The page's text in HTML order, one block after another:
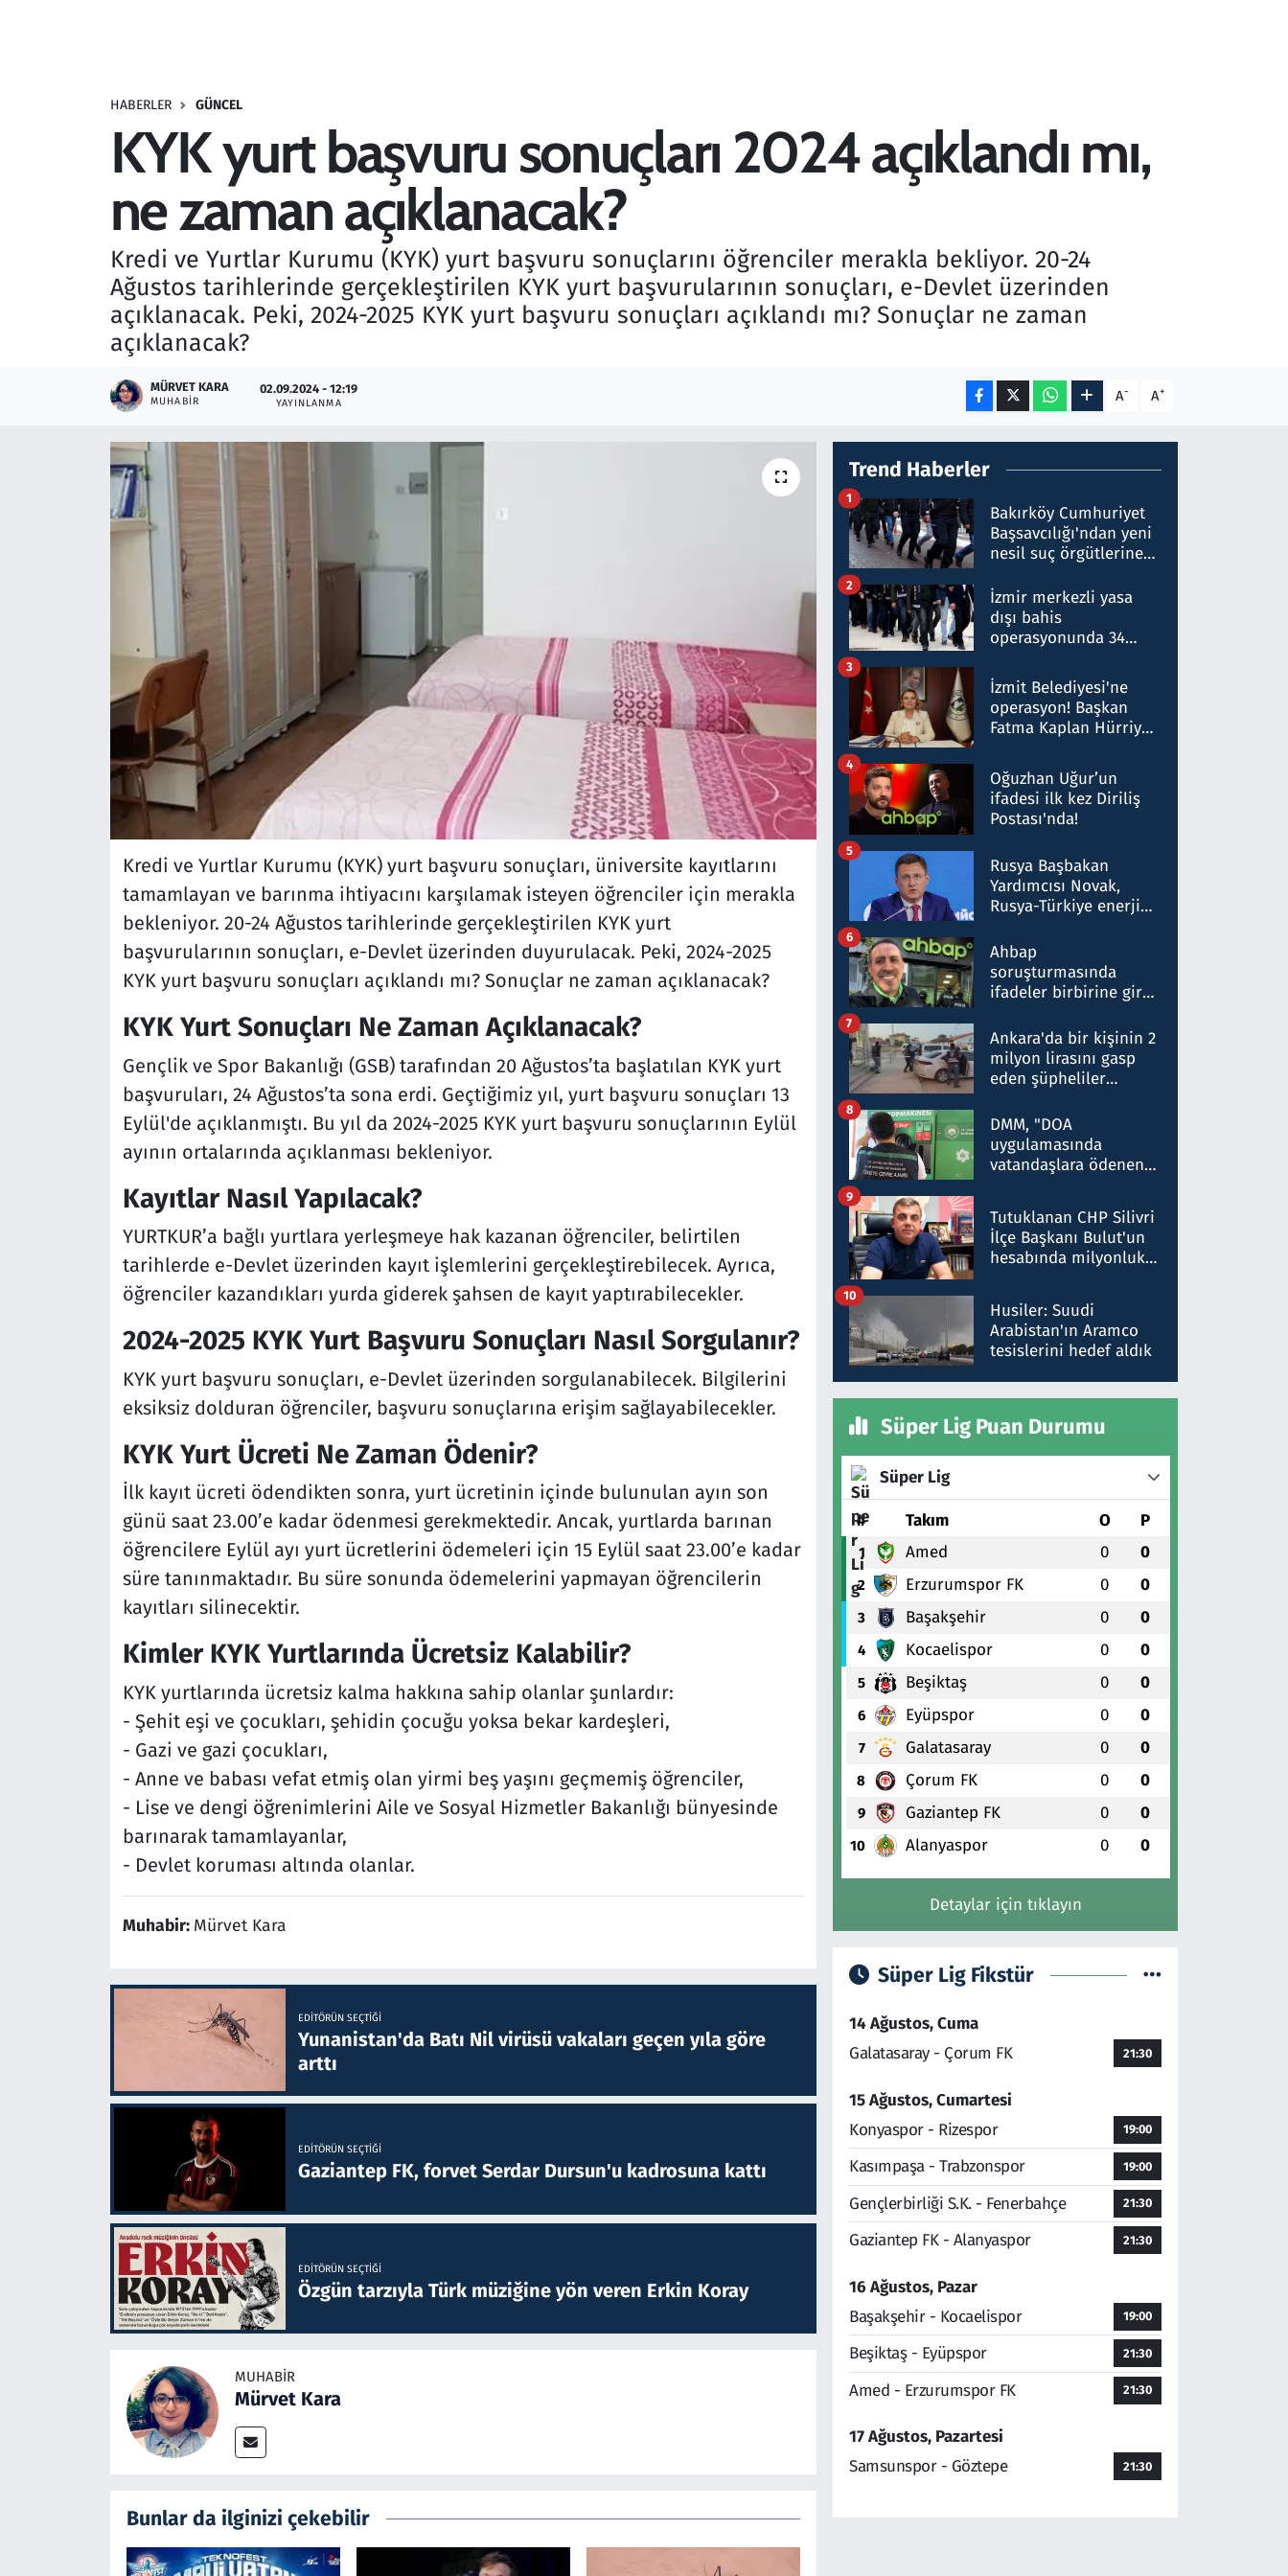
HABERLER GÜNCEL
KYK yurt başvuru sonuçları 2024 açıklandı mı,
ne zaman açıklanacak?
Kredi ve Yurtlar Kurumu (KYK) yurt başvuru sonuçlarını öğrenciler merakla bekliyor. 20-24
Ağustos tarihlerinde gerçekleştirilen KYK yurt başvurularının sonuçları, e-Devlet üzerinden
açıklanacak. Peki, 2024-2025 KYK yurt başvuru sonuçları açıklandı mı? Sonuçlar ne zaman
açıklanacak?
MÜRVET KARA
MUHABIR
02.09.2024 - 12:19
YAYINLANMA A- A+
Kredi ve Yurtlar Kurumu (KYK) yurt başvuru sonuçları, üniversite kayıtlarını
tamamlayan ve barınma ihtiyacını karşılamak isteyen öğrenciler için merakla
bekleniyor. 20-24 Ağustos tarihlerinde gerçekleştirilen KYK yurt
başvurularının sonuçları, e-Devlet üzerinden duyurulacak. Peki, 2024-2025
KYK yurt başvuru sonuçları açıklandı mı? Sonuçlar ne zaman açıklanacak?
KYK Yurt Sonuçları Ne Zaman Açıklanacak?
Gençlik ve Spor Bakanlığı (GSB) tarafından 20 Ağustos’ta başlatılan KYK yurt
başvuruları, 24 Ağustos’ta sona erdi. Geçtiğimiz yıl, yurt başvuru sonuçları 13
Eylül'de açıklanmıştı. Bu yıl da 2024-2025 KYK yurt başvuru sonuçlarının Eylül
ayının ortalarında açıklanması bekleniyor.
Kayıtlar Nasıl Yapılacak?
YURTKUR’a bağlı yurtlara yerleşmeye hak kazanan öğrenciler, belirtilen
tarihlerde e-Devlet üzerinden kayıt işlemlerini gerçekleştirebilecek. Ayrıca,
öğrenciler kazandıkları yurda giderek şahsen de kayıt yaptırabilecekler.
2024-2025 KYK Yurt Başvuru Sonuçları Nasıl Sorgulanır?
KYK yurt başvuru sonuçları, e-Devlet üzerinden sorgulanabilecek. Bilgilerini
eksiksiz dolduran öğrenciler, başvuru sonuçlarına erişim sağlayabilecekler.
KYK Yurt Ücreti Ne Zaman Ödenir?
İlk kayıt ücreti ödendikten sonra, yurt ücretinin içinde bulunulan ayın son
günü saat 23.00’e kadar ödenmesi gerekmektedir. Ancak, yurtlarda barınan
öğrencilere Eylül ayı yurt ücretlerini ödemeleri için 15 Eylül saat 23.00’e kadar
süre tanınmaktadır. Bu süre sonunda ödemelerini yapmayan öğrencilerin
kayıtları silinecektir.
Kimler KYK Yurtlarında Ücretsiz Kalabilir?
KYK yurtlarında ücretsiz kalma hakkına sahip olanlar şunlardır:
- Şehit eşi ve çocukları, şehidin çocuğu yoksa bekar kardeşleri,
- Gazi ve gazi çocukları,
- Anne ve babası vefat etmiş olan yirmi beş yaşını geçmemiş öğrenciler,
- Lise ve dengi öğrenimlerini Aile ve Sosyal Hizmetler Bakanlığı bünyesinde
barınarak tamamlayanlar,
- Devlet koruması altında olanlar.
Muhabir: Mürvet Kara
EDITÖRÜN SEÇTIĞI
Yunanistan'da Batı Nil virüsü vakaları geçen yıla göre
arttı
EDITÖRÜN SEÇTIĞI
Gaziantep FK, forvet Serdar Dursun'u kadrosuna kattı
EDITÖRÜN SEÇTIĞI
Özgün tarzıyla Türk müziğine yön veren Erkin Koray
MUHABIR
Mürvet Kara
Bunlar da ilginizi çekebilir
Trend Haberler
Bakırköy Cumhuriyet
Başsavcılığı'ndan yeni
nesil suç örgütlerine
hakkında gözaltı kararı
1
İzmir merkezli yasa
dışı bahis
operasyonunda 34
Milyar liralık para
trafiği tespit edildi
2
İzmit Belediyesi'ne
operasyon! Başkan
Fatma Kaplan Hürriyet
3
Oğuzhan Uğur’un
ifadesi ilk kez Diriliş
Postası'nda!
4
Rusya Başbakan
Yardımcısı Novak,
Rusya-Türkiye enerji
nitelikte olduğunu
belirtti
5
Ahbap
soruşturmasında
ifadeler birbirine girdi:
ifadelerinden ortaya
çıkan tablo şok etti
6
Ankara'da bir kişinin 2
milyon lirasını gasp
eden şüpheliler
7
DMM, "DOA
uygulamasında
vatandaşlara ödenen
düşürüldüğü" iddiasını
yalanladı
8
Tutuklanan CHP Silivri
İlçe Başkanı Bulut'un
hesabında milyonluk
talimat verdi, ben
gönderdim
9
Husiler: Suudi
Arabistan'ın Aramco
tesislerini hedef aldık
10
Süper Lig Puan Durumu
Süper Lig
# Takım O P
1 Amed 0 0
2 Erzurumspor FK 0 0
3 Başakşehir 0 0
4 Kocaelispor 0 0
5 Beşiktaş 0 0
6 Eyüpspor 0 0
7 Galatasaray 0 0
8 Çorum FK 0 0
9 Gaziantep FK 0 0
10 Alanyaspor 0 0
Detaylar için tıklayın
Süper Lig Fikstür
14 Ağustos, Cuma
Galatasaray - Çorum FK
21:30
15 Ağustos, Cumartesi
Konyaspor - Rizespor
19:00
Kasımpaşa - Trabzonspor 19:00
Gençlerbirliği S.K. - Fenerbahçe 21:30
Gaziantep FK - Alanyaspor 21:30
16 Ağustos, Pazar
Başakşehir - Kocaelispor
19:00
Beşiktaş - Eyüpspor 21:30
Amed - Erzurumspor FK 21:30
17 Ağustos, Pazartesi
Samsunspor - Göztepe
21:30
Teknoloji ve Bilim
Televizyon